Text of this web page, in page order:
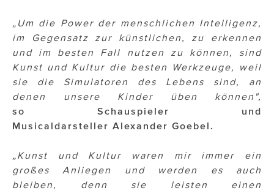
„ Um die Power der menschlichen Intelligenz,
im Gegensatz zur künstlichen, zu erkennen
und im besten Fall nutzen zu können, sind
Kunst und Kultur die besten Werkzeuge, weil
sie die Simulatoren des Lebens sind, an
denen unsere Kinder üben können",
so Schauspieler und
Musicaldarsteller Alexander Goebel.
„Kunst und Kultur waren mir immer ein
großes Anliegen und werden es auch
bleiben, denn sie leisten einen